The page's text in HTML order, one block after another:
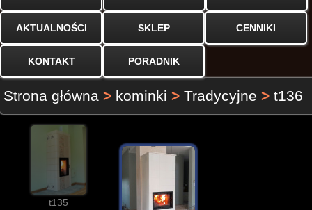
AKTUALNOŚCI SKLEP CENNIKI
KONTAKT PORADNIK
Strona główna > kominki > Tradycyjne > t136
t135